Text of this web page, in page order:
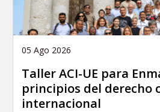
05 Ago 2026
Taller ACI-UE para
principios del derecho
internacional